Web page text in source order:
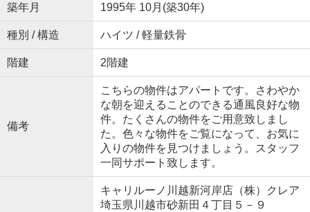
築年月 1995年 10月(築30年)
種別 / 構造 ハイツ / 軽量鉄骨
階建 2階建
備考
こちらの物件はアパートです。さわやか
な朝を迎えることのできる通風良好な物
件。たくさんの物件をご用意致しまし
た。色々な物件をご覧になって、お気に
入りの物件を見つけましょう。スタッフ
一同サポート致します。
キャリルーノ川越新河岸店（株）クレア
埼玉県川越市砂新田４丁目５－９